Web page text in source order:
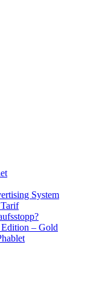
System
Edition – Gold